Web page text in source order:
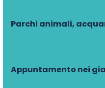
Parchi animali,
Appuntamento nei